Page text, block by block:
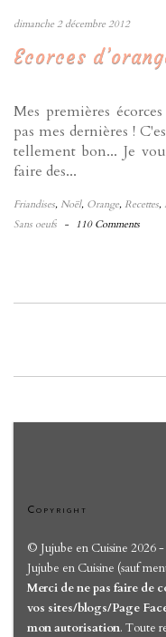
dimanche 2 décembre 2012
Ecorces
Mes premières
pas mes dernières !
tellement bon... Je
faire des...
Friandises, Noël, Orange, Recettes,
Sans oeufs - 110 Comments
Copyright
© Jujube en Cuisine 2026 -
Jujube en Cuisine (sauf
Merci de ne pas faire de
vos sites/blogs/Page
mon autorisation. Toute